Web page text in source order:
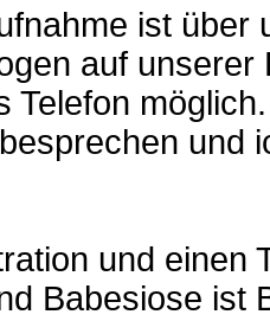
ist über
auf unserer
Telefon
und
und einen
Babesiose